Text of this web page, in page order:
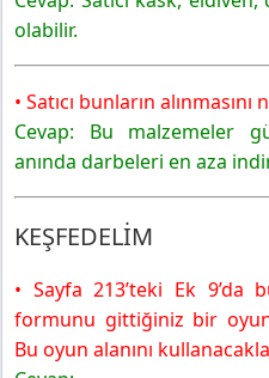
olabilir.
• Satıcı bunların
Cevap: Bu malzemeler
anında darbeleri en aza
KEŞFEDELİM
• Sayfa 213’teki Ek 9’da
formunu gittiğiniz bir
Bu oyun alanını